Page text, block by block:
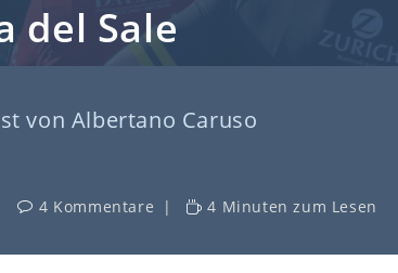
del Sale
von Albertano Caruso
4 Kommentare 4 Minuten zum Lesen